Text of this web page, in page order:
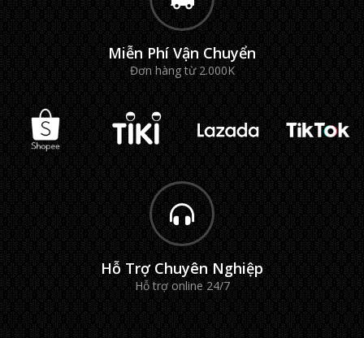
Miễn Phí Vận Chuyển
Đơn hàng từ 2.000K
Hỗ Trợ Chuyên Nghiệp
Hỗ trợ online 24/7